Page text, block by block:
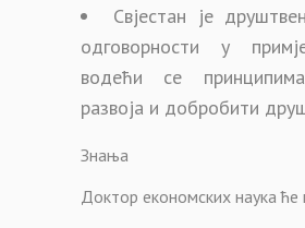
Свјестан је
одговорности у
водећи се
развоја и добробити
Знања
Доктор економских наука ће